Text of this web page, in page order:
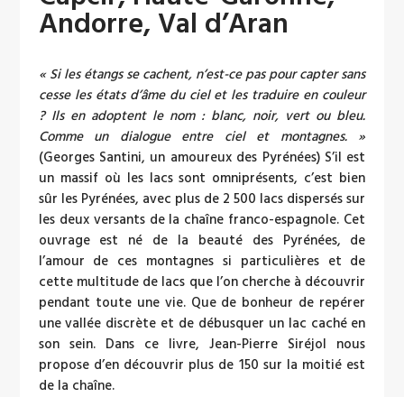
Andorre, Val d’Aran
« Si les étangs se cachent, n’est-ce pas pour capter sans
cesse les états d’âme du ciel et les traduire en couleur
? Ils en adoptent le nom : blanc, noir, vert ou bleu.
Comme un dialogue entre ciel et montagnes. »
(Georges Santini, un amoureux des Pyrénées) S’il est
un massif où les lacs sont omniprésents, c’est bien
sûr les Pyrénées, avec plus de 2 500 lacs dispersés sur
les deux versants de la chaîne franco-espagnole. Cet
ouvrage est né de la beauté des Pyrénées, de
l’amour de ces montagnes si particulières et de
cette multitude de lacs que l’on cherche à découvrir
pendant toute une vie. Que de bonheur de repérer
une vallée discrète et de débusquer un lac caché en
son sein. Dans ce livre, Jean-Pierre Siréjol nous
propose d’en découvrir plus de 150 sur la moitié est
de la chaîne.